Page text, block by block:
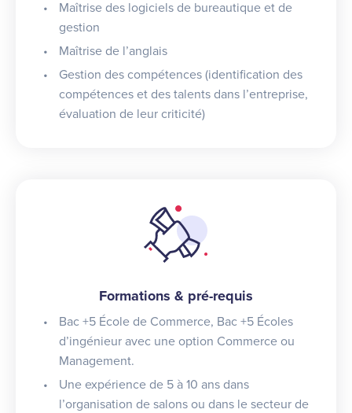
Maîtrise des logiciels de bureautique et de
gestion
Maîtrise de l’anglais
Gestion des compétences (identification des
compétences et des talents dans l’entreprise,
évaluation de leur criticité)
Formations & pré-requis
Bac +5 École de Commerce, Bac +5 Écoles
d’ingénieur avec une option Commerce ou
Management.
Une expérience de 5 à 10 ans dans
l’organisation de salons ou dans le secteur de